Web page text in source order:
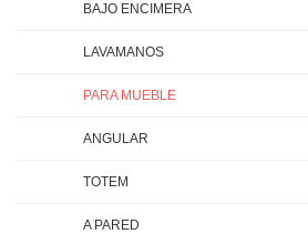
BAJO ENCIMERA
LAVAMANOS
PARA MUEBLE
ANGULAR
TOTEM
A PARED